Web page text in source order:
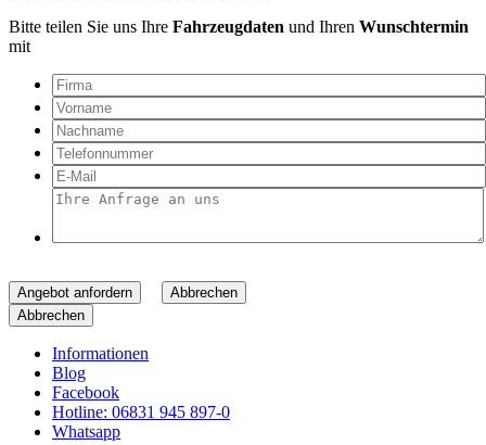
Bitte teilen Sie uns Ihre Fahrzeugdaten und Ihren Wunschtermin
mit
Angebot anfordern
Abbrechen
Abbrechen
Informationen
Blog
Facebook
Hotline: 06831 945 897-0
Whatsapp